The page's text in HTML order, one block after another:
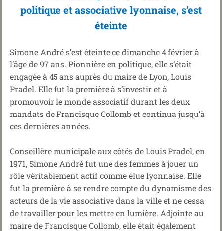
politique et associative lyonnaise, s’est
éteinte
Simone André s’est éteinte ce dimanche 4 février à
l’âge de 97 ans. Pionnière en politique, elle s’était
engagée à 45 ans auprès du maire de Lyon, Louis
Pradel. Elle fut la première à s’investir et à
promouvoir le monde associatif durant les deux
mandats de Francisque Collomb et continua jusqu’à
ces dernières années.
Conseillère municipale aux côtés de Louis Pradel, en
1971, Simone André fut une des femmes à jouer un
rôle véritablement actif comme élue lyonnaise. Elle
fut la première à se rendre compte du dynamisme des
acteurs de la vie associative dans la ville et ne cessa
de travailler pour les mettre en lumière. Adjointe au
maire de Francisque Collomb, elle était également